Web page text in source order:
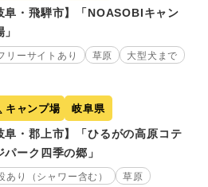
阜・飛騨市】「NOASOBIキャン
リーサイトあり 草原 大型犬まで
キャンプ場 岐阜県
阜・郡上市】「ひるがの高原コテ
パーク四季の郷」
あり（シャワー含む）
草原